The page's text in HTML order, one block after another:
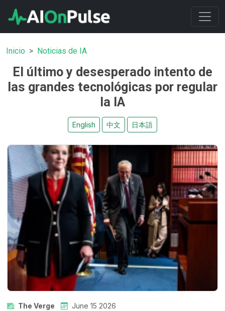
Inicio Noticias de IA
El último y desesperado intento de
las grandes tecnológicas por regular
la IA
English 中文 日本語
The Verge June 15 2026